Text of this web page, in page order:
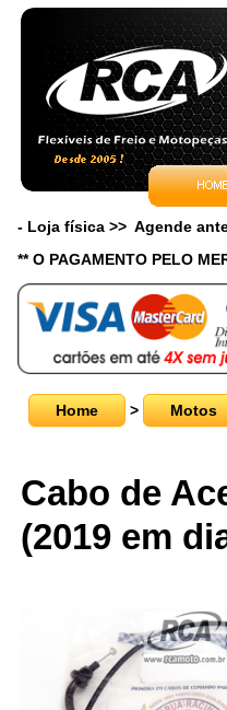
- Loja física >> Agende
** O PAGAMENTO PELO
Home > Motos
Cabo de
(2019 em